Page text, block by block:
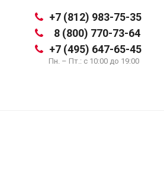
+7 (812) 983-75-35
8 (800) 770-73-64
+7 (495) 647-65-45
Пн. – Пт.: с 10:00 до 19:00